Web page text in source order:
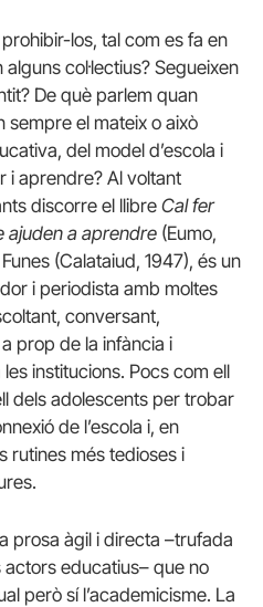
los, tal com es fa en
col·lectius? Segueixen
De què parlem quan
sempre el mateix o això
del model d’escola i
i aprendre? Al voltant
discorre el llibre Cal fer
ajuden a aprendre (Eumo,
Funes (Calataiud, 1947), és un
i periodista amb moltes
conversant,
prop de la infància i
institucions. Pocs com ell
dels adolescents per trobar
de l’escola i, en
rutines més tedioses i
prosa àgil i directa –trufada
educatius– que no
però sí l’academicisme. La